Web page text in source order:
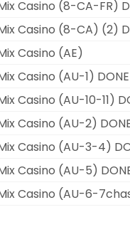
Casino (8-CA-FR)
Casino (8-CA) (2)
Casino (AE)
Casino (AU-1) DONE
Casino (AU-10-11)
Casino (AU-2)
Casino (AU-3-4)
Casino (AU-5)
Casino (AU-6-